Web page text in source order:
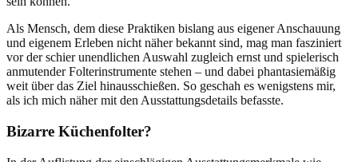
Als Mensch, dem diese Praktiken bislang aus eigener Anschauung
und eigenem Erleben nicht näher bekannt sind, mag man fasziniert
vor der schier unendlichen Auswahl zugleich ernst und spielerisch
anmutender Folterinstrumente stehen – und dabei phantasiemäßig
weit über das Ziel hinausschießen. So geschah es wenigstens mir,
als ich mich näher mit den Ausstattungsdetails befasste.
Bizarre Küchenfolter?